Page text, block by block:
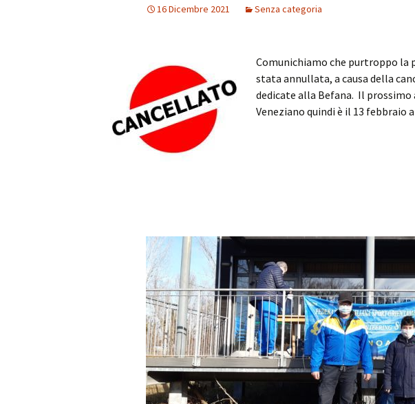
16 Dicembre 2021 Senza categoria
Comunichiamo che purtroppo la
stata annullata, a causa della
dedicate alla Befana. Il
Veneziano quindi è il 13 febbraio